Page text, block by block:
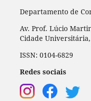
Departamento de
Av. Prof. Lúcio
Cidade Universitária,
ISSN: 0104-6829
Redes sociais